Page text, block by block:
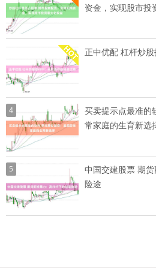
资金，实现股市投
正中优配 杠杆炒
4
买卖提示点最准的
常家庭的生育新选
5
中国交建股票 期
险途